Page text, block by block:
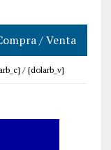
/ Venta
/ {dolarb_v}